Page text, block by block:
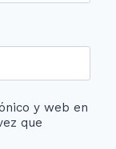
y web en
que